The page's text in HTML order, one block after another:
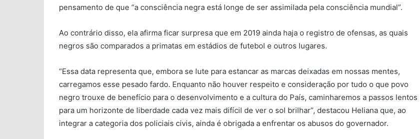
pensamento de que “a consciência negra está longe de ser assimilada pela consciência mundial”.
Ao contrário disso, ela afirma ficar surpresa que em 2019 ainda haja o registro de ofensas, as quais
negros são comparados a primatas em estádios de futebol e outros lugares.
“Essa data representa que, embora se lute para estancar as marcas deixadas em nossas mentes,
carregamos esse pesado fardo. Enquanto não houver respeito e consideração por tudo o que povo
negro trouxe de benefício para o desenvolvimento e a cultura do País, caminharemos a passos lentos
para um horizonte de liberdade cada vez mais difícil de ver o sol brilhar”, destacou Heliana que, ao
integrar a categoria dos policiais civis, ainda é obrigada a enfrentar os abusos do governador.